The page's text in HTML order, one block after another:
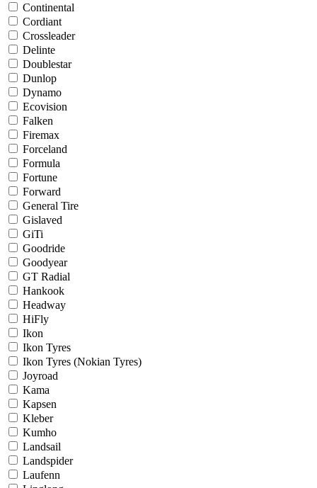
Continental
Cordiant
Crossleader
Delinte
Doublestar
Dunlop
Dynamo
Ecovision
Falken
Firemax
Forceland
Formula
Fortune
Forward
General Tire
Gislaved
GiTi
Goodride
Goodyear
GT Radial
Hankook
Headway
HiFly
Ikon
Ikon Tyres
Ikon Tyres (Nokian Tyres)
Joyroad
Kama
Kapsen
Kleber
Kumho
Landsail
Landspider
Laufenn